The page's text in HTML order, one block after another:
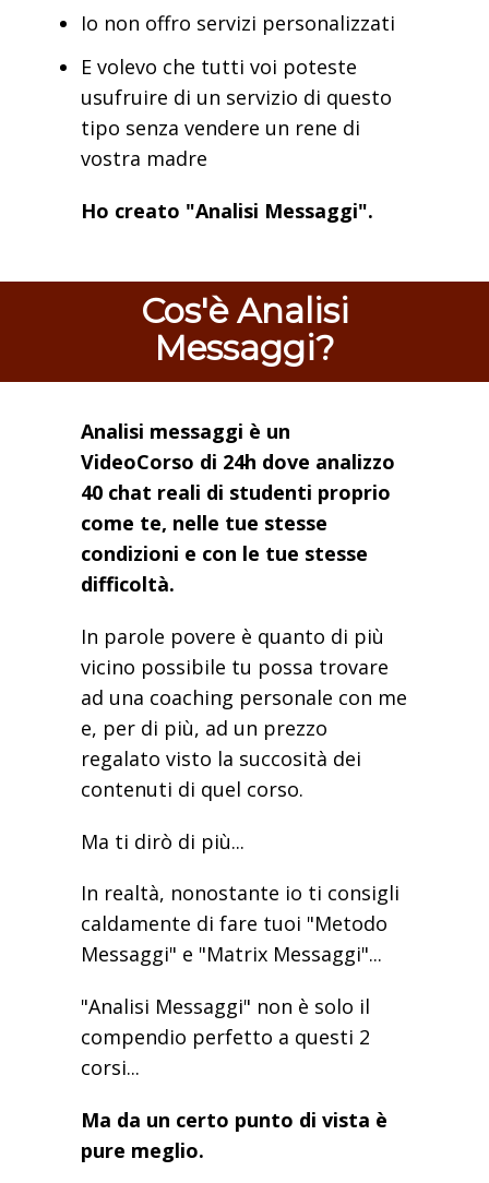
Io non offro servizi personalizzati
E volevo che tutti voi poteste
usufruire di un servizio di questo
tipo senza vendere un rene di
vostra madre
Ho creato "Analisi Messaggi".
Cos'è Analisi
Messaggi?
Analisi messaggi è un
VideoCorso di 24h dove analizzo
40 chat reali di studenti proprio
come te, nelle tue stesse
condizioni e con le tue stesse
difficoltà.
In parole povere è quanto di più
vicino possibile tu possa trovare
ad una coaching personale con me
e, per di più, ad un prezzo
regalato visto la succosità dei
contenuti di quel corso.
Ma ti dirò di più...
In realtà, nonostante io ti consigli
caldamente di fare tuoi "Metodo
Messaggi" e "Matrix Messaggi"...
"Analisi Messaggi" non è solo il
compendio perfetto a questi 2
corsi...
Ma da un certo punto di vista è
pure meglio.